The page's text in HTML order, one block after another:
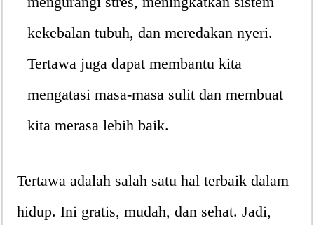
kekebalan tubuh, dan meredakan nyeri.
Tertawa juga dapat membantu kita
mengatasi masa-masa sulit dan membuat
kita merasa lebih baik.
Tertawa adalah salah satu hal terbaik dalam
hidup. Ini gratis, mudah, dan sehat. Jadi,